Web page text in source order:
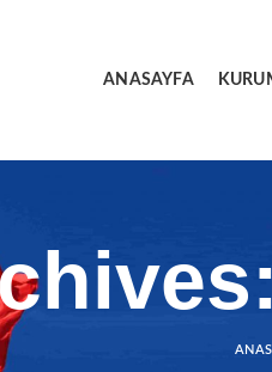
ANASAYFA